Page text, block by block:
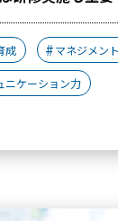
成 マネジメント
ニケーション力